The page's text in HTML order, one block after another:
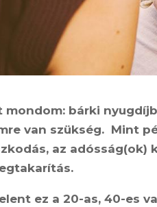
mondom: bárki
van szükség. Mint
az adósság(ok)
ez a 20-as, 40-es